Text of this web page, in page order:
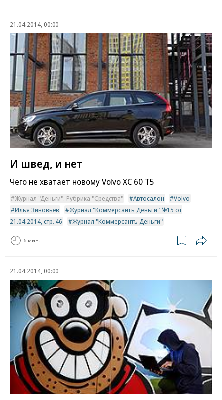
21.04.2014, 00:00
И швед, и нет
Чего не хватает новому Volvo XC 60 T5
Журнал "Деньги". Рубрика "Средства" Автосалон
Volvo
Илья Зиновьев
Журнал "Коммерсантъ Деньги" №15 от
21.04.2014, стр. 46
Журнал "Коммерсантъ Деньги"
6 мин.
21.04.2014, 00:00